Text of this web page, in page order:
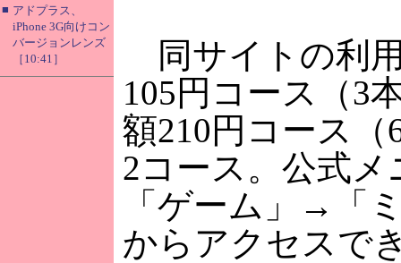
■ アドプラス、
iPhone 3G向けコン
バージョンレンズ
［10:41］
同サイトの利
105円コース（3
額210円コース
2コース。公式メ
「ゲーム」→「
からアクセスで